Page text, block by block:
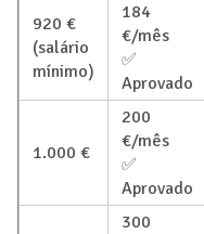
920 €
(salário
mínimo)
184
€/mês
✅
Aprovado
1.000 €
200
€/mês
✅
Aprovado
300